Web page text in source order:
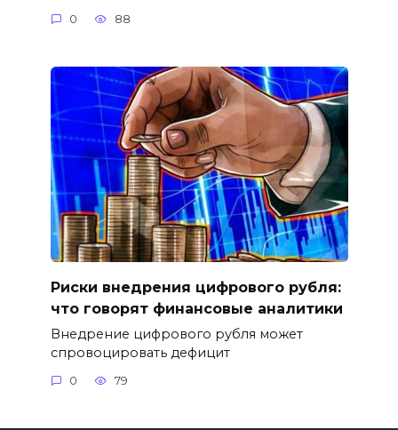
0 88
Риски внедрения цифрового рубля:
что говорят финансовые аналитики
Внедрение цифрового рубля может
спровоцировать дефицит
0 79